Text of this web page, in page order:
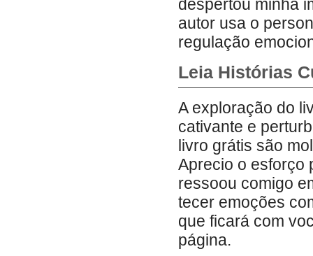
despertou minha
autor usa o
regulação
Leia Histórias
A exploração do
cativante e
livro grátis são
Aprecio o esforço
ressoou comigo
tecer emoções
que ficará com
página.